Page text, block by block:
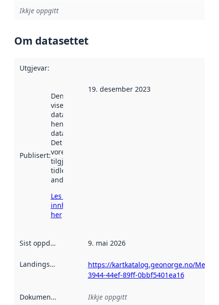
Ikkje oppgitt
Om datasettet
Utgjevar:
Publisert:
Denne datoen
viser når
datasettet vart
henta inn av
data.norge.no.
Det kan ha
vore
tilgjengeleg
tidlegare
andre stader.
Les meir om
innhenting
her
19. desember 2023
Sist oppdatert 9. mai 2026
Landingsside
https://kartkatalog.geonorge.no/
3944-44ef-89ff-0bbf5401ea16
Dokumentasjon Ikkje oppgitt